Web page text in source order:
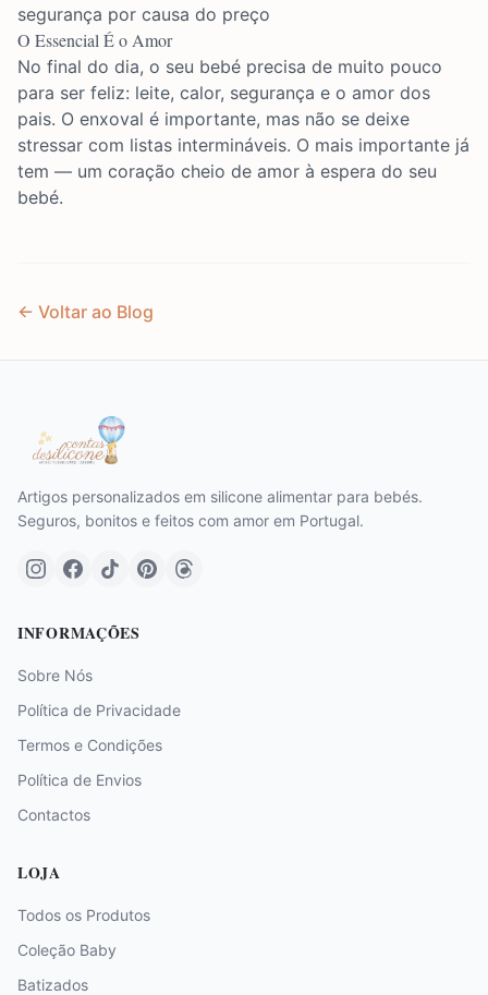
segurança por causa do preço
O Essencial É o Amor
No final do dia, o seu bebé precisa de muito pouco
para ser feliz: leite, calor, segurança e o amor dos
pais. O enxoval é importante, mas não se deixe
stressar com listas intermináveis. O mais importante já
tem — um coração cheio de amor à espera do seu
bebé.
← Voltar ao Blog
Artigos personalizados em silicone alimentar para bebés.
Seguros, bonitos e feitos com amor em Portugal.
INFORMAÇÕES
Sobre Nós
Política de Privacidade
Termos e Condições
Política de Envios
Contactos
LOJA
Todos os Produtos
Coleção Baby
Batizados